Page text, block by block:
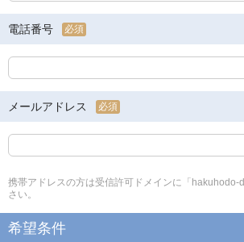
電話番号 必須
メールアドレス 必須
携帯アドレスの方は受信許可ドメインに「hakuhodo-
さい。
希望条件